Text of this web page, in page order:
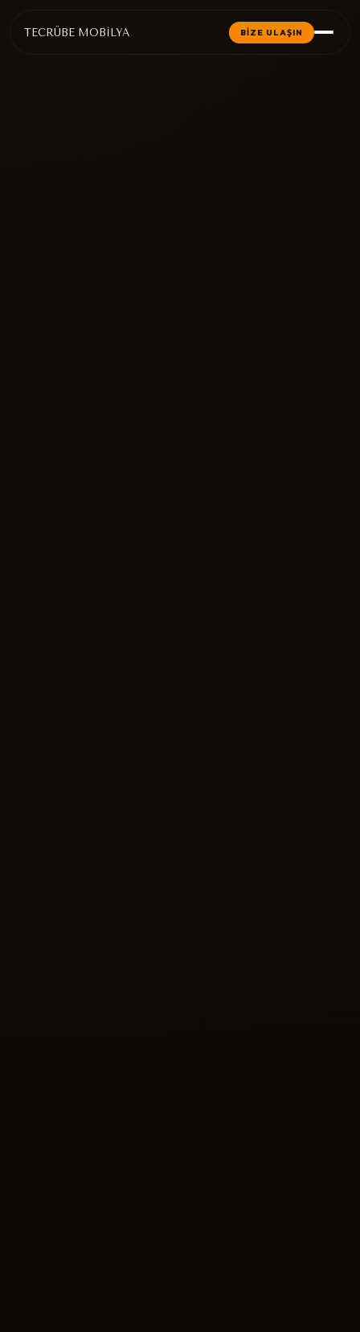
TECRÜBE MOBİLYA BİZE ULAŞIN